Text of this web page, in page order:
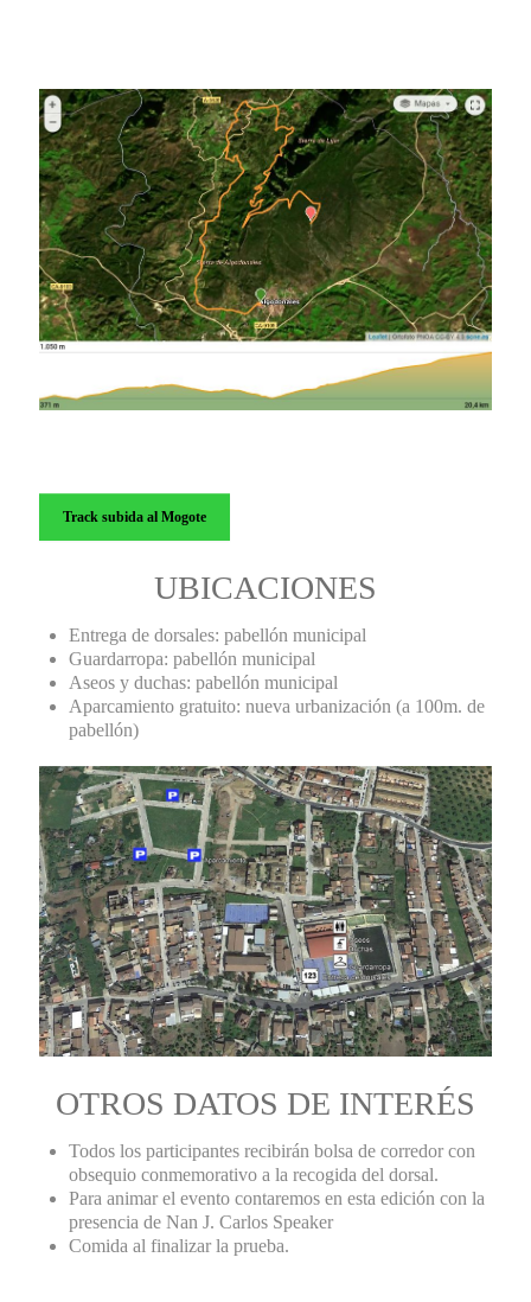
Track subida al Mogote
UBICACIONES
Entrega de dorsales: pabellón municipal
Guardarropa: pabellón municipal
Aseos y duchas: pabellón municipal
Aparcamiento gratuito: nueva urbanización (a 100m. de
pabellón)
OTROS DATOS DE INTERÉS
Todos los participantes recibirán bolsa de corredor con
obsequio conmemorativo a la recogida del dorsal.
Para animar el evento contaremos en esta edición con la
presencia de Nan J. Carlos Speaker
Comida al finalizar la prueba.